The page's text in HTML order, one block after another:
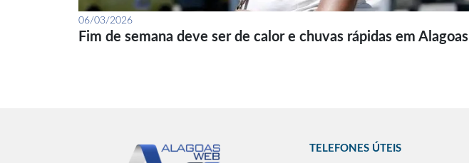
06/03/2026
Fim de semana deve ser de calor e chuvas rápidas em Alagoas
TELEFONES ÚTEIS